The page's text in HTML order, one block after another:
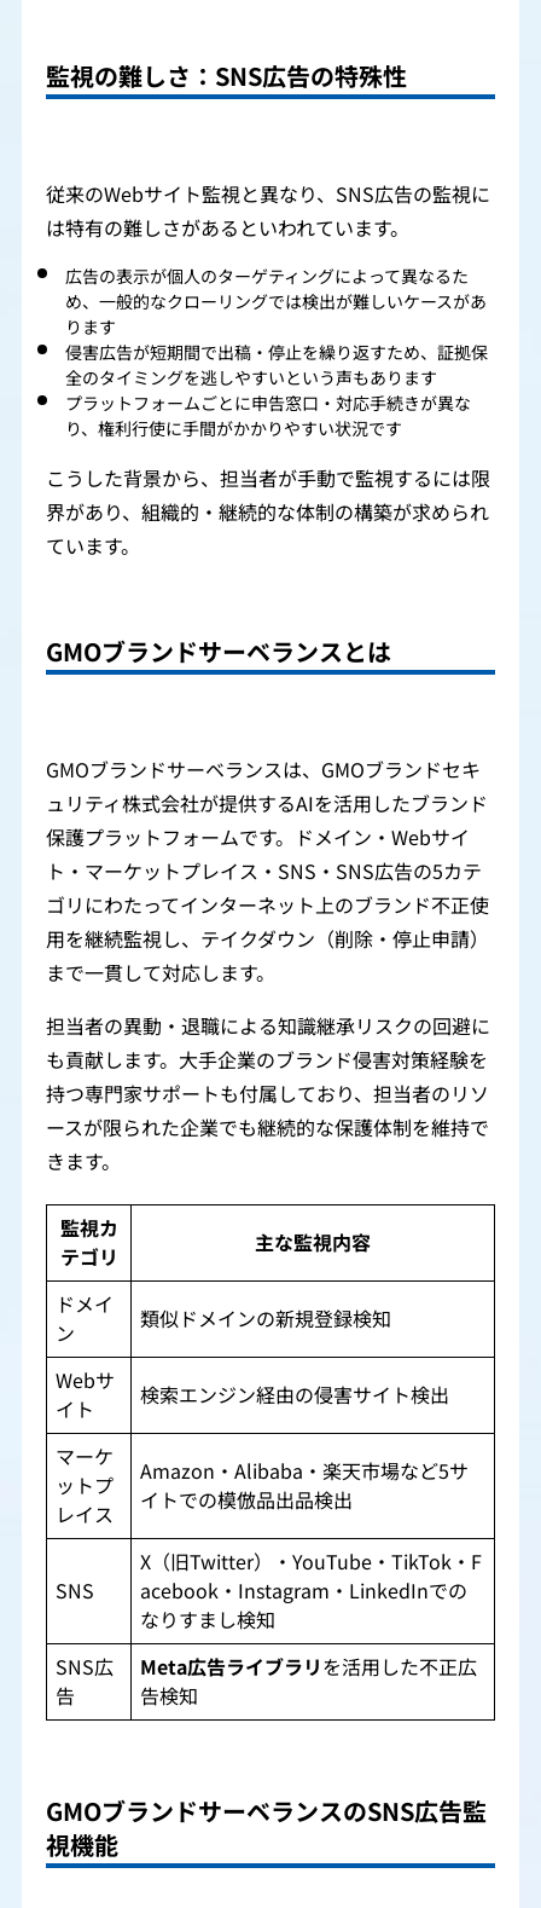
監視の難しさ：SNS広告の特殊性
従来のWebサイト監視と異なり、SNS広告の監視に
は特有の難しさがあるといわれています。
広告の表示が個人のターゲティングによって異なるた
め、一般的なクローリングでは検出が難しいケースがあ
ります
侵害広告が短期間で出稿・停止を繰り返すため、証拠保
全のタイミングを逃しやすいという声もあります
プラットフォームごとに申告窓口・対応手続きが異な
り、権利行使に手間がかかりやすい状況です
こうした背景から、担当者が手動で監視するには限
界があり、組織的・継続的な体制の構築が求められ
ています。
GMOブランドサーベランスとは
GMOブランドサーベランスは、GMOブランドセキ
ュリティ株式会社が提供するAIを活用したブランド
保護プラットフォームです。ドメイン・Webサイ
ト・マーケットプレイス・SNS・SNS広告の5カテ
ゴリにわたってインターネット上のブランド不正使
用を継続監視し、テイクダウン（削除・停止申請）
まで一貫して対応します。
担当者の異動・退職による知識継承リスクの回避に
も貢献します。大手企業のブランド侵害対策経験を
持つ専門家サポートも付属しており、担当者のリソ
ースが限られた企業でも継続的な保護体制を維持で
きます。
監視カ
テゴリ
主な監視内容
ドメイ
ン
類似ドメインの新規登録検知
Webサ
イト
検索エンジン経由の侵害サイト検出
マーケ
ットプ
レイス
Amazon・Alibaba・楽天市場など5サ
イトでの模倣品出品検出
SNS
X（旧Twitter）・YouTube・TikTok・F
acebook・Instagram・LinkedInでの
なりすまし検知
SNS広
告
Meta広告ライブラリを活用した不正広
告検知
GMOブランドサーベランスのSNS広告監
視機能